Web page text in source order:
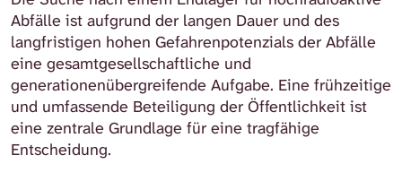
Abfälle ist aufgrund der langen Dauer und des
langfristigen hohen Gefahrenpotenzials der Abfälle
eine gesamtgesellschaftliche und
generationenübergreifende Aufgabe. Eine frühzeitige
und umfassende Beteiligung der Öffentlichkeit ist
eine zentrale Grundlage für eine tragfähige
Entscheidung.